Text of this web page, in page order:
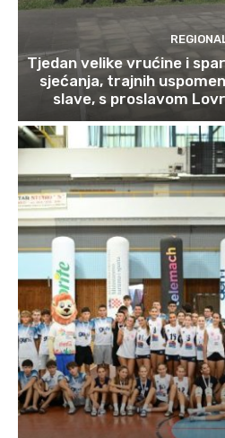
Tjedan velike vrućine i
sjećanja, trajnih
slave, s proslavom